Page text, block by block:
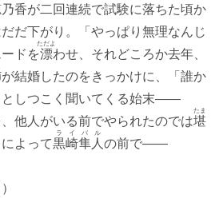
香が二回連続で試験に落ちた頃か
だ下がり。「やっぱり無理なんじ
ドを漂
ただよ
わせ、それどころか去年、
が結婚したのをきっかけに、「誰か
としつこく聞いてくる始末――
他人がいる前でやられたのでは堪
たま
よって黒崎隼人
ライバル
の前で――